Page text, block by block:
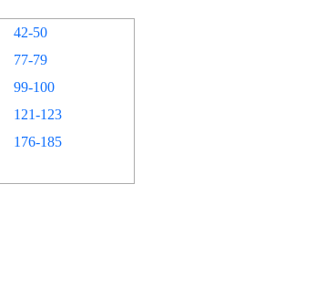
42-50
77-79
99-100
121-123
176-185